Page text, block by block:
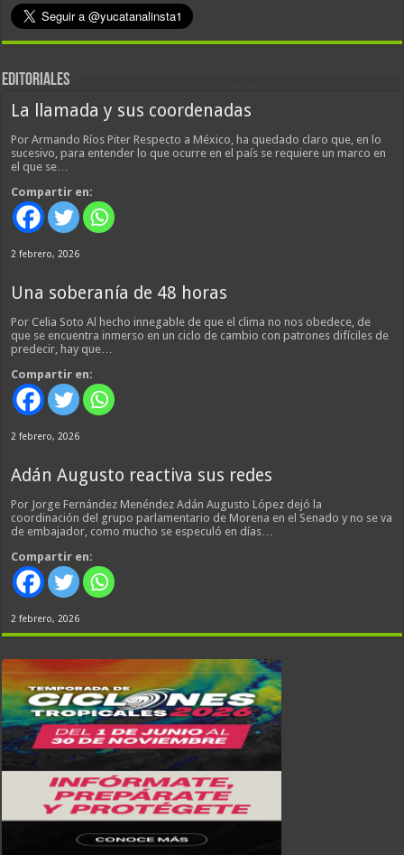
EDITORIALES
La llamada y sus coordenadas
Por Armando Ríos Piter Respecto a México, ha quedado claro que, en lo
sucesivo, para entender lo que ocurre en el país se requiere un marco en
el que se…
Compartir en:
2 febrero, 2026
Una soberanía de 48 horas
Por Celia Soto Al hecho innegable de que el clima no nos obedece, de
que se encuentra inmerso en un ciclo de cambio con patrones difíciles de
predecir, hay que…
Compartir en:
2 febrero, 2026
Adán Augusto reactiva sus redes
Por Jorge Fernández Menéndez Adán Augusto López dejó la
coordinación del grupo parlamentario de Morena en el Senado y no se va
de embajador, como mucho se especuló en días…
Compartir en:
2 febrero, 2026